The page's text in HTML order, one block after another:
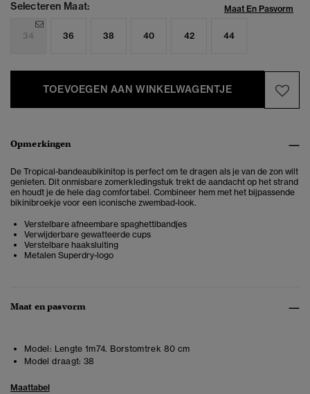
Selecteren Maat: Maat En Pasvorm
34 36 38 40 42 44
TOEVOEGEN AAN WINKELWAGENTJE
Opmerkingen
De Tropical-bandeaubikinitop is perfect om te dragen als je van de zon wilt
genieten. Dit onmisbare zomerkledingstuk trekt de aandacht op het strand
en houdt je de hele dag comfortabel. Combineer hem met het bijpassende
bikinibroekje voor een iconische zwembad-look.
Verstelbare afneembare spaghettibandjes
Verwijderbare gewatteerde cups
Verstelbare haaksluiting
Metalen Superdry-logo
Maat en pasvorm
Model: Lengte 1m74. Borstomtrek 80 cm
Model draagt: 38
Maattabel